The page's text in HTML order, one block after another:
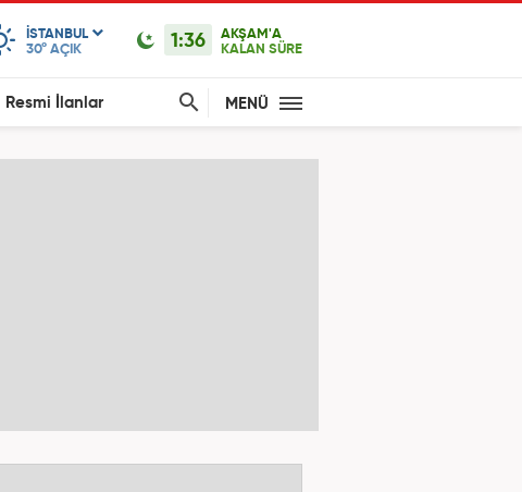
ISTANBUL
30° AÇIK 1:36
AKŞAM'A
KALAN SÜRE
Resmi İlanlar MENÜ